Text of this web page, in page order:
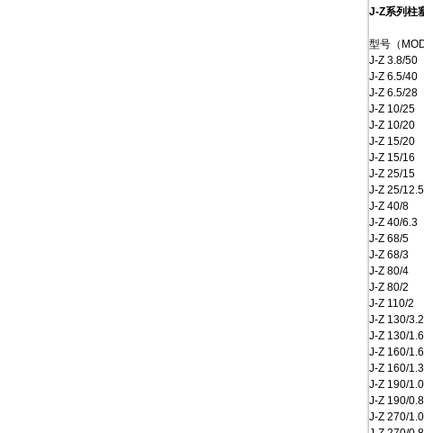
J-Z系列柱
型号（
J-Z 3.8/50
J-Z 6.5/40
J-Z 6.5/28
J-Z 10/25
J-Z 10/20
J-Z 15/20
J-Z 15/16
J-Z 25/15
J-Z 25/12.5
J-Z 40/8
J-Z 40/6.3
J-Z 68/5
J-Z 68/3
J-Z 80/4
J-Z 80/2
J-Z 110/2
J-Z 130/3.2
J-Z 130/1.6
J-Z 160/1.6
J-Z 160/1.3
J-Z 190/1.0
J-Z 190/0.8
J-Z 270/1.0